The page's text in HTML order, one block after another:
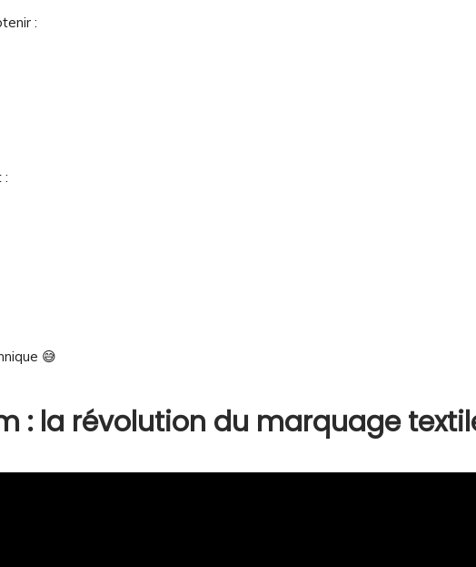
:
:
😅
: la révolution du marquage